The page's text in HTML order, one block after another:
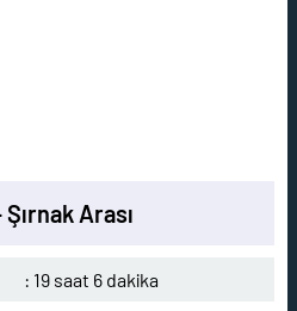
Arası
: 19 saat 6 dakika